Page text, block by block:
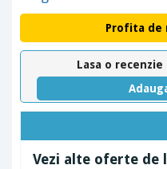
Profita de
Lasa o
Vezi alte oferte de